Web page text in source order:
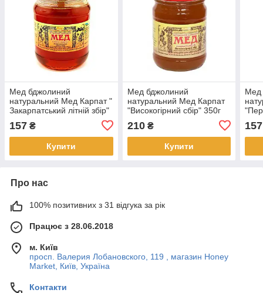
Мед бджолиний
натуральний Мед Карпат "
Закарпатський літній збір"
157 ₴
Купити
Мед бджолиний
натуральний Мед Карпат
"Високогірний сбір" 350г
210₴
Купити
Мед
157
Про нас
100% позитивних з 31 відгука за рік
Працює з 28.06.2018
м. Київ
просп. Валерия Лобановского, 119 , магазин Honey
Market, Київ, Україна
Контакти